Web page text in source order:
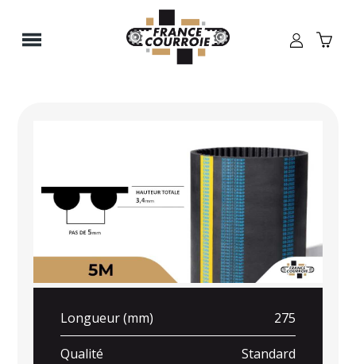
Longueur (mm) 275
Qualité Standard
Panneau de gestion des cookies